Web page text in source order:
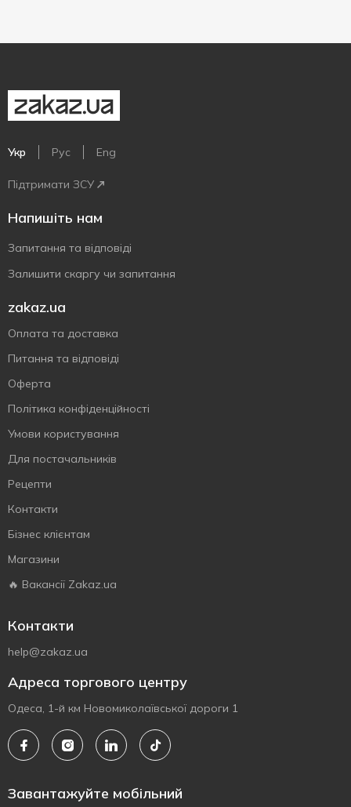
Укр Рус Eng
Підтримати ЗСУ
Напишіть нам
Запитання та відповіді
Залишити скаргу чи запитання
zakaz.ua
Оплата та доставка
Питання та відповіді
Оферта
Політика конфіденційності
Умови користування
Для постачальників
Рецепти
Контакти
Бізнес клієнтам
Магазини
🔥 Вакансії Zakaz.ua
Контакти
help@zakaz.ua
Адреса торгового центру
Одеса, 1-й км Новомиколаївської дороги 1
Завантажуйте мобільний